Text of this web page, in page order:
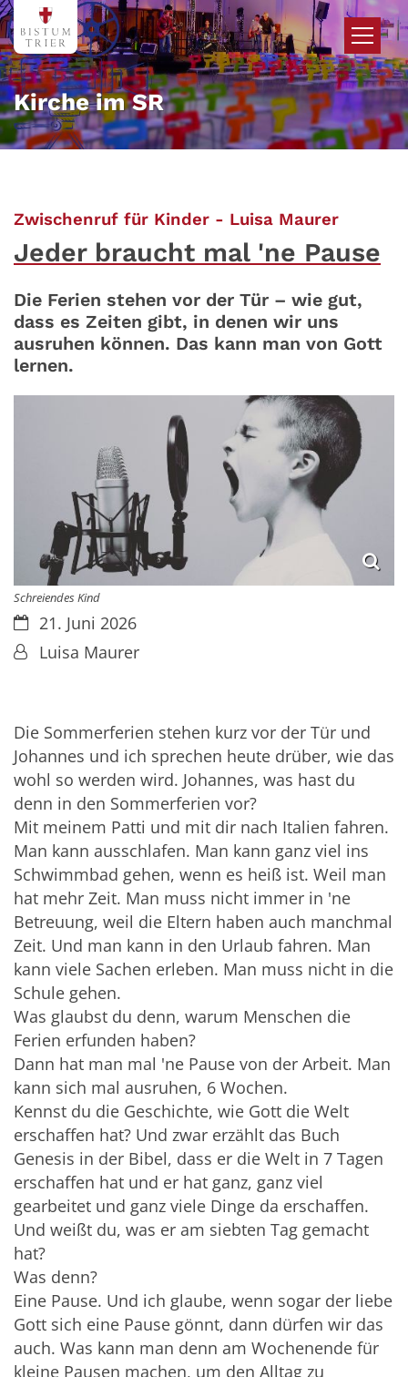
Zum Inhalt springen
Kirche im SR
Zwischenruf für Kinder - Luisa Maurer:
Jeder braucht mal 'ne Pause
Die Ferien stehen vor der Tür – wie gut,
dass es Zeiten gibt, in denen wir uns
ausruhen können. Das kann man von Gott
lernen.
Schreiendes Kind
Datum:21. Juni 2026
Von:Luisa Maurer
Die Sommerferien stehen kurz vor der Tür und
Johannes und ich sprechen heute drüber, wie das
wohl so werden wird. Johannes, was hast du
denn in den Sommerferien vor?
Mit meinem Patti und mit dir nach Italien fahren.
Man kann ausschlafen. Man kann ganz viel ins
Schwimmbad gehen, wenn es heiß ist. Weil man
hat mehr Zeit. Man muss nicht immer in 'ne
Betreuung, weil die Eltern haben auch manchmal
Zeit. Und man kann in den Urlaub fahren. Man
kann viele Sachen erleben. Man muss nicht in die
Schule gehen.
Was glaubst du denn, warum Menschen die
Ferien erfunden haben?
Dann hat man mal 'ne Pause von der Arbeit. Man
kann sich mal ausruhen, 6 Wochen.
Kennst du die Geschichte, wie Gott die Welt
erschaffen hat? Und zwar erzählt das Buch
Genesis in der Bibel, dass er die Welt in 7 Tagen
erschaffen hat und er hat ganz, ganz viel
gearbeitet und ganz viele Dinge da erschaffen.
Und weißt du, was er am siebten Tag gemacht
hat?
Was denn?
Eine Pause. Und ich glaube, wenn sogar der liebe
Gott sich eine Pause gönnt, dann dürfen wir das
auch. Was kann man denn am Wochenende für
kleine Pausen machen, um den Alltag zu